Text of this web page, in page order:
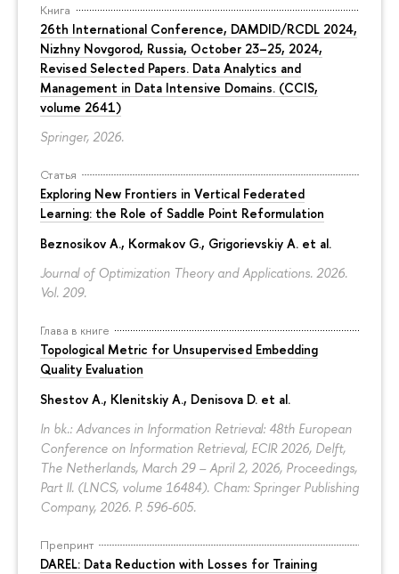
Книга
26th International Conference, DAMDID/RCDL 2024,
Nizhny Novgorod, Russia, October 23–25, 2024,
Revised Selected Papers. Data Analytics and
Management in Data Intensive Domains. (CCIS,
volume 2641)
Springer, 2026.
Статья
Exploring New Frontiers in Vertical Federated
Learning: the Role of Saddle Point Reformulation
Beznosikov A., Kormakov G., Grigorievskiy A. et al.
Journal of Optimization Theory and Applications. 2026.
Vol. 209.
Глава в книге
Topological Metric for Unsupervised Embedding
Quality Evaluation
Shestov A., Klenitskiy A., Denisova D. et al.
In bk.: Advances in Information Retrieval: 48th European
Conference on Information Retrieval, ECIR 2026, Delft,
The Netherlands, March 29 – April 2, 2026, Proceedings,
Part II. (LNCS, volume 16484). Cham: Springer Publishing
Company, 2026. P. 596-605.
Препринт
DAREL: Data Reduction with Losses for Training